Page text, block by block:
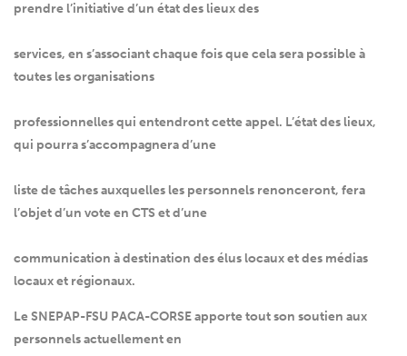
prendre l’initiative d’un état des lieux des
services, en s’associant chaque fois que cela sera possible à
toutes les organisations
professionnelles qui entendront cette appel. L’état des lieux,
qui pourra s’accompagnera d’une
liste de tâches auxquelles les personnels renonceront, fera
l’objet d’un vote en CTS et d’une
communication à destination des élus locaux et des médias
locaux et régionaux.
Le SNEPAP-FSU PACA-CORSE apporte tout son soutien aux
personnels actuellement en